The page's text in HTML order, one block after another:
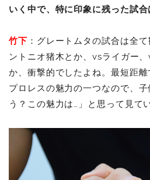
いく中で、特に印象に残った試合
竹下 ：グレートムタの試合は全
ントニオ猪木とか、vsライガー
か、衝撃的でしたよね。最短距
プロレスの魅力の一つなので、
う？この魅力は…」と思って見て